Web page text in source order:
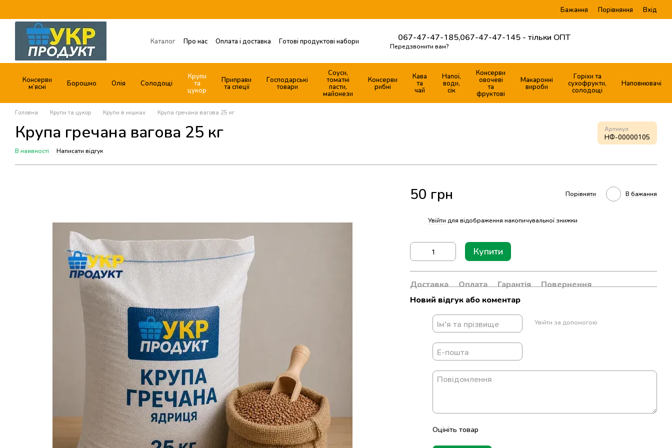
Бажання Порівняння Вхід
Каталог Про нас Оплата і доставка
Готові продуктові набори
Договір публічної оферти
067-47-47-185, 067-47-47-145 - тільки ОПТ
Передзвонити вам?
Консерви
м’ясні
Борошно Олія Солодощі
Крупи
та
цукор
Приправи
та спеції
Господарські
товари
Соуси,
томатні
пасти,
майонези
Консерви
рибні
Кава
та
чай
Напої,
води,
сік
Консерви
овочеві
та
фруктові
Макаронні
вироби
Горіхи та
сухофрукти,
солодощі
Наповнювачі
Головна Крупи та цукор Крупи в мішках Крупа гречана вагова 25 кг
Крупа гречана вагова 25 кг Артикул
НФ-00000105
В наявності Написати відгук
50 грн Порівняти В бажання
Увійти для відображення накопичувальної знижки
Купити
Доставка Оплата Гарантія
Повернення
Новий відгук або коментар
Увійти за допомогою
Оцініть товар